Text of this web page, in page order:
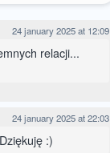
24 january 2025 at 12:09
relacji...
24 january 2025 at 22:03
:)